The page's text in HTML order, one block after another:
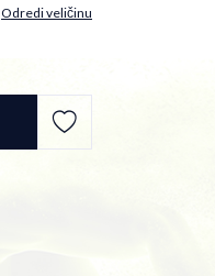
Odredi veličinu